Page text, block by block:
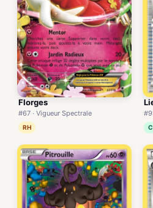
Florges
#67 · Vigueur Spectrale
RH C